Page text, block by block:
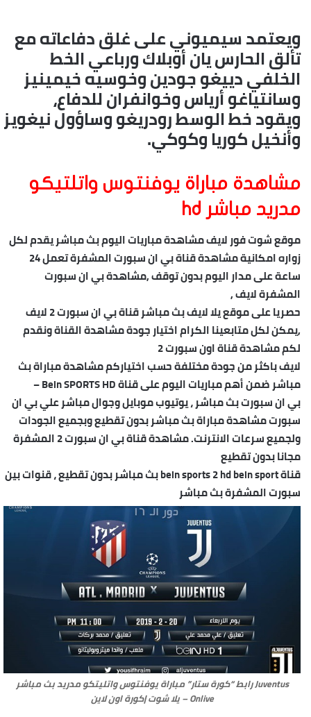
ويعتمد سيميوني على غلق دفاعاته مع
تألق الحارس يان أوبلاك ورباعي الخط
الخلفي دييغو جودين وخوسيه خيمينيز
وسانتياغو أرياس وخوانفران للدفاع،
ويقود خط الوسط رودريغو وساؤول نيغويز
وأنخيل كوريا وكوكي.
مشاهدة مباراة يوفنتوس واتلتيكو
مدريد مباشر hd
موقع شوت فور لايف مشاهدة مباريات اليوم بث مباشر يقدم لكل
زواره امكانية مشاهدة قناة بي ان سبورت المشفرة تعمل 24
ساعة على مدار اليوم بدون توقف ,مشاهدة بي ان سبورت
المشفرة لايف ,
حصريا على موقع يلا لايف بث مباشر قناة بي ان سبورت 2 لايف
,يمكن لكل متابعينا الكرام اختيار جودة مشاهدة القناة ونقدم
لكم مشاهدة قناة اون سبورت 2
لايف باكثر من جودة مختلفة حسب اختياركم مشاهدة مباراة بث
مباشر ضمن أهم مباريات اليوم على قناة Bein SPORTS HD –
بي ان سبورت بث مباشر ، يوتيوب موبايل وجوال مباشر علي بي ان
سبورت مشاهدة مباراة بث مباشر بدون تقطيع وبجميع الجودات
ولجميع سرعات الانترنت. مشاهدة قناة بي ان سبورت 2 المشفرة
مجانا بدون تقطيع
قناة bein sports 2 hd bein sport بث مباشر بدون تقطيع ، قنوات بين
سبورت المشفرة بث مباشر
Juventus رابط “كورة ستار” مباراة يوفنتوس واتليتكو مدريد بث مباشر
Onlive – يلا شوت |كورة اون لاين